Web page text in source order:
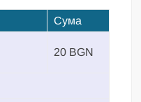
Сума
20 BGN